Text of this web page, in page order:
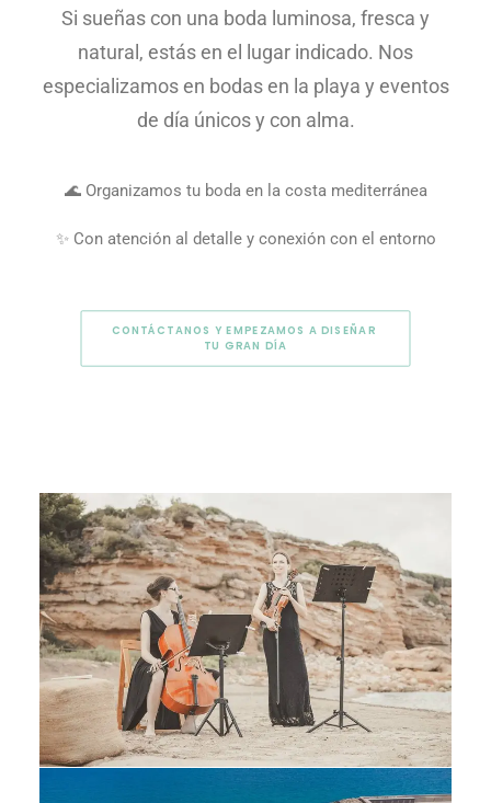
Si sueñas con una boda luminosa, fresca y
natural, estás en el lugar indicado. Nos
especializamos en bodas en la playa y eventos
de día únicos y con alma.
🌊 Organizamos tu boda en la costa mediterránea
✨ Con atención al detalle y conexión con el entorno
CONTÁCTANOS Y EMPEZAMOS A DISEÑAR
TU GRAN DÍA